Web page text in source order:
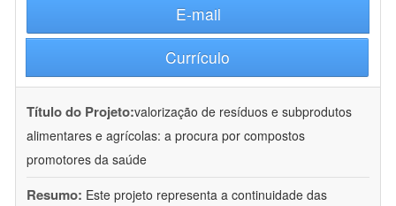
E-mail
Currículo
Título do Projeto:valorização de resíduos e subprodutos
alimentares e agrícolas: a procura por compostos
promotores da saúde
Resumo: Este projeto representa a continuidade das